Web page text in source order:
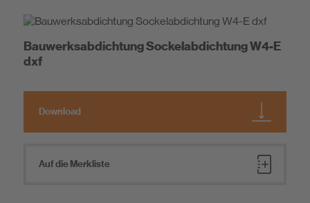
Bauwerksabdichtung Sockelabdichtung W4-E
dxf
Download
Auf die Merkliste